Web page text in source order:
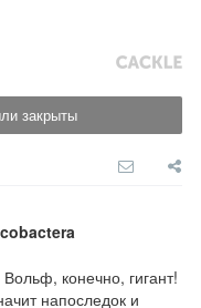
закрыты
конечно, гигант!
напоследок и